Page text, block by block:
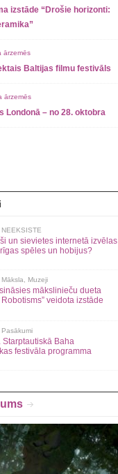
izstāde “Drošie horizonti:
ārzemēs
Baltijas filmu festivāls
ārzemēs
Londonā – no 28. oktobra
NEEKSISTE
un sievietes internetā izvēlas
spēles un hobijus?
Māksla Muzeji
mākslinieču dueta
veidota izstāde
Pasākumi
Starptautiskā Baha
festivāla programma